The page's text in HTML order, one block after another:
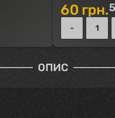
60 грн.
ОПИС